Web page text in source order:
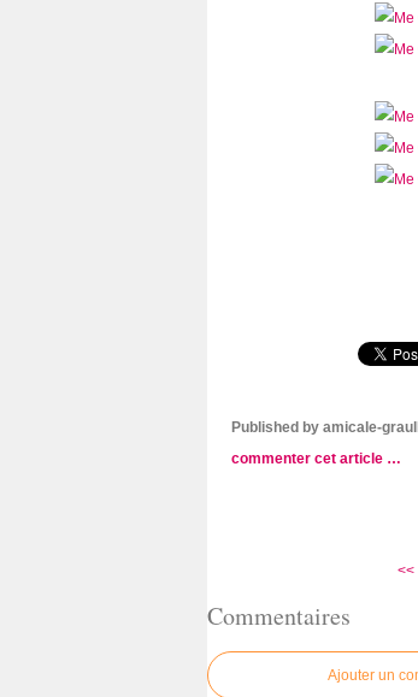
Published by amicale-
commenter cet article …
<<
Commentaires
Ajouter un